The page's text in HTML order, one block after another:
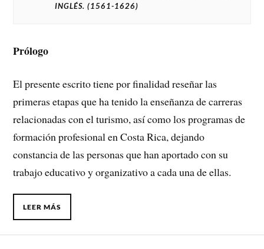
INGLÉS. (1561-1626)
Prólogo
El presente escrito tiene por finalidad reseñar las
primeras etapas que ha tenido la enseñanza de carreras
relacionadas con el turismo, así como los programas de
formación profesional en Costa Rica, dejando
constancia de las personas que han aportado con su
trabajo educativo y organizativo a cada una de ellas.
LEER MÁS